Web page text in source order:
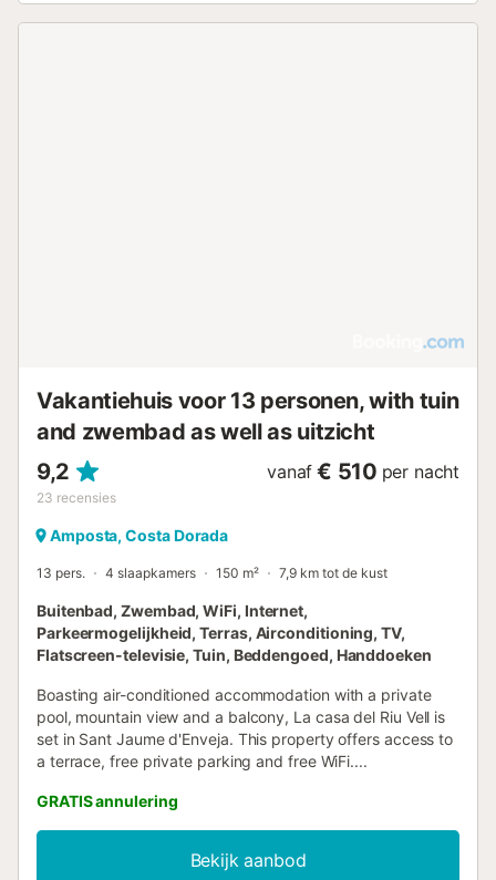
Vakantiehuis voor 13 personen, with tuin
and zwembad as well as uitzicht
9,2
23 recensies
vanaf € 510 per nacht
Amposta, Costa Dorada
13 pers. 4 slaapkamers 150 m² 7,9 km tot de kust
Buitenbad, Zwembad, WiFi, Internet,
Parkeermogelijkheid, Terras, Airconditioning, TV,
Flatscreen-televisie, Tuin, Beddengoed, Handdoeken
Boasting air-conditioned accommodation with a private
pool, mountain view and a balcony, La casa del Riu Vell is
set in Sant Jaume d'Enveja. This property offers access to
a terrace, free private parking and free WiFi....
GRATIS annulering
Bekijk aanbod